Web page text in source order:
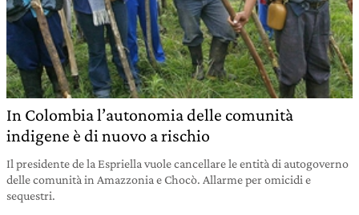
In Colombia l’autonomia delle comunità
indigene è di nuovo a rischio
Il presidente de la Espriella vuole cancellare le entità di autogoverno
delle comunità in Amazzonia e Chocò. Allarme per omicidi e
sequestri.